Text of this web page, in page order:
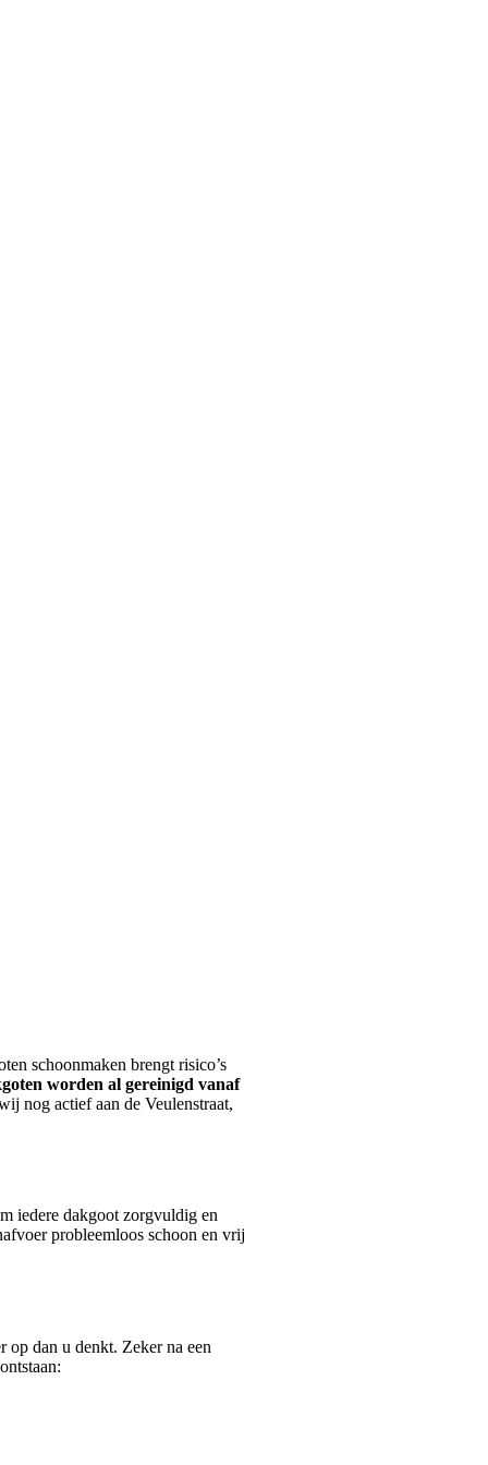
schoonmaken brengt risico’s
worden al gereinigd vanaf
nog actief aan de Veulenstraat,
iedere dakgoot zorgvuldig en
probleemloos schoon en vrij
op dan u denkt. Zeker na een